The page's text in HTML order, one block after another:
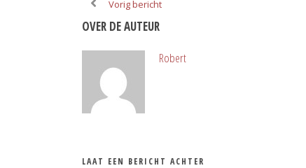
Vorig bericht
OVER DE AUTEUR
Robert
LAAT EEN BERICHT ACHTER